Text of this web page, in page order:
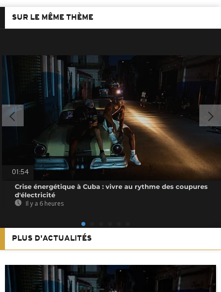
SUR LE MÊME THÈME
01:54
Crise énergétique à Cuba : vivre au rythme des coupures
d'électricité
Il y a 6 heures
PLUS D'ACTUALITÉS